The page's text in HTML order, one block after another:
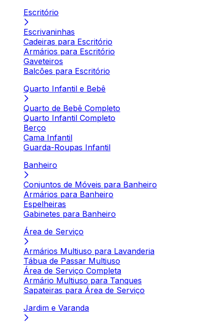
Escritório
Escrivaninhas
Cadeiras para Escritório
Armários para Escritório
Gaveteiros
Balcões para Escritório
Quarto Infantil e Bebê
Quarto de Bebê Completo
Quarto Infantil Completo
Berço
Cama Infantil
Guarda-Roupas Infantil
Banheiro
Conjuntos de Móveis para Banheiro
Armários para Banheiro
Espelheiras
Gabinetes para Banheiro
Área de Serviço
Armários Multiuso para Lavanderia
Tábua de Passar Multiuso
Área de Serviço Completa
Armário Multiuso para Tanques
Sapateiras para Área de Serviço
Jardim e Varanda